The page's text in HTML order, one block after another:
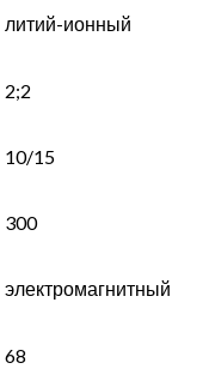
литий-ионный
2;2
10/15
300
электромагнитный
68